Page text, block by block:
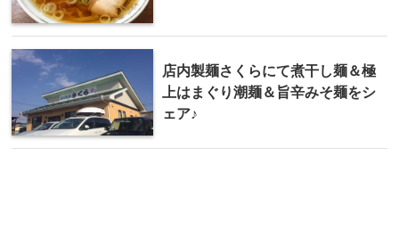
店内製麺さくらにて煮干し麺＆極
上はまぐり潮麺＆旨辛みそ麺をシ
ェア♪